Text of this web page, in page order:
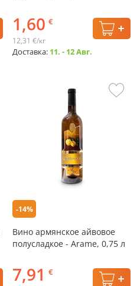
1,60 €
12,31 €/кг
Доставка: 11. - 12 Авг.
-14%
Вино армянское айвовое
полусладкое - Arame, 0,75 л
7,91 €